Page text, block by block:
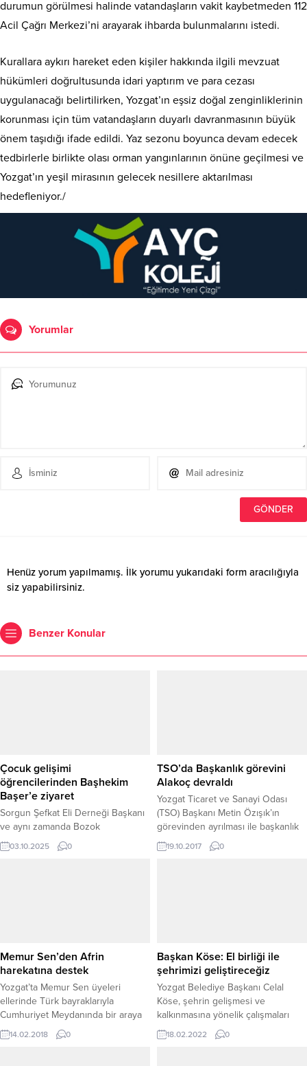
durumun görülmesi halinde vatandaşların vakit kaybetmeden 112
Acil Çağrı Merkezi’ni arayarak ihbarda bulunmalarını istedi.
Kurallara aykırı hareket eden kişiler hakkında ilgili mevzuat
hükümleri doğrultusunda idari yaptırım ve para cezası
uygulanacağı belirtilirken, Yozgat’ın eşsiz doğal zenginliklerinin
korunması için tüm vatandaşların duyarlı davranmasının büyük
önem taşıdığı ifade edildi. Yaz sezonu boyunca devam edecek
tedbirlerle birlikte olası orman yangınlarının önüne geçilmesi ve
Yozgat’ın yeşil mirasının gelecek nesillere aktarılması
hedefleniyor./
Yorumlar
Henüz yorum yapılmamış. İlk yorumu yukarıdaki form aracılığıyla
siz yapabilirsiniz.
Benzer Konular
Çocuk gelişimi
öğrencilerinden Başhekim
Başer’e ziyaret
Sorgun Şefkat Eli Derneği Başkanı
ve aynı zamanda Bozok
Üniversitesi Sağlık Bilimleri Çocuk
Gelişimi öğrencisi Pınar Ünal,
eğitim çalışmaları hakkında görüş
alışverişinde bulunuldu. Öğrenciler,
sağlık...
03.10.2025 0
TSO’da Başkanlık görevini
Alakoç devraldı
Yozgat Ticaret ve Sanayi Odası
(TSO) Başkanı Metin Özışık’ın
görevinden ayrılması ile başkanlık
görevini Taylan Alkoç, devraldı.
19.10.2017 0
Memur Sen’den Afrin
harekatına destek
Yozgat’ta Memur Sen üyeleri
ellerinde Türk bayraklarıyla
Cumhuriyet Meydanında bir araya
gelerek Zeytin Dalı Harekatına
destek verdi.
14.02.2018 0
Başkan Köse: El birliği ile
şehrimizi geliştireceğiz
Yozgat Belediye Başkanı Celal
Köse, şehrin gelişmesi ve
kalkınmasına yönelik çalışmaları
yoğun bir şekilde sürdürdüklerini
belirterek, başta siyasiler olmak
18.02.2022 0